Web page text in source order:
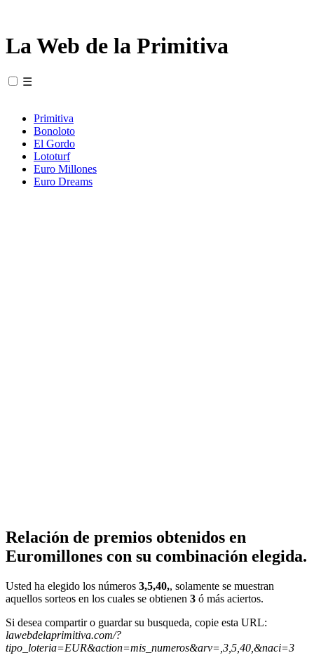
La Web de la Primitiva
☰
Primitiva
Bonoloto
El Gordo
Lototurf
Euro Millones
Euro Dreams
Relación de premios obtenidos en
Euromillones con su combinación elegida.
Usted ha elegido los números 3,5,40,, solamente se muestran
aquellos sorteos en los cuales se obtienen 3 ó más aciertos.
Si desea compartir o guardar su busqueda, copie esta URL:
lawebdelaprimitiva.com/?
tipo_loteria=EUR&action=mis_numeros&arv=,3,5,40,&naci=3